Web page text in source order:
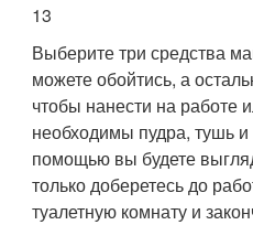
13
Выберите три средства
можете обойтись, а
чтобы нанести на работе
необходимы пудра, тушь и
помощью вы будете
только доберетесь до
туалетную комнату и